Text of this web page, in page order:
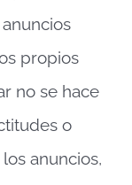
propios
no se hace
o
anuncios,